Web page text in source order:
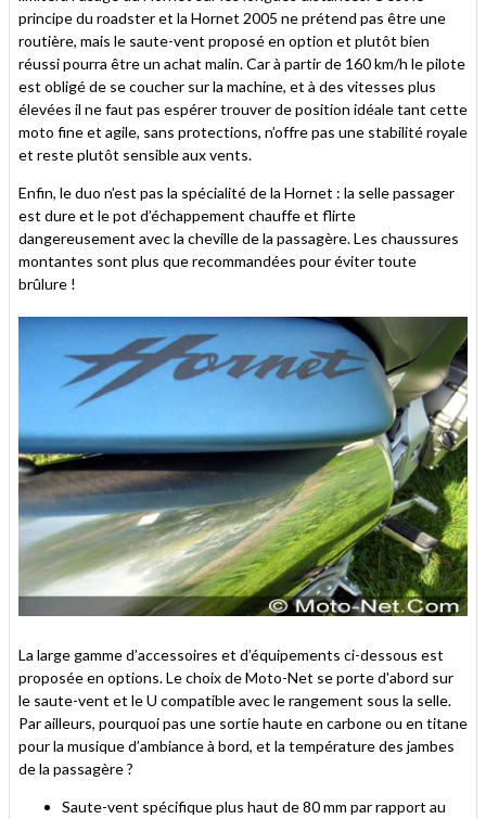
principe du roadster et la Hornet 2005 ne prétend pas être une
routière, mais le saute-vent proposé en option et plutôt bien
réussi pourra être un achat malin. Car à partir de 160 km/h le pilote
est obligé de se coucher sur la machine, et à des vitesses plus
élevées il ne faut pas espérer trouver de position idéale tant cette
moto fine et agile, sans protections, n’offre pas une stabilité royale
et reste plutôt sensible aux vents.
Enfin, le duo n’est pas la spécialité de la Hornet : la selle passager
est dure et le pot d’échappement chauffe et flirte
dangereusement avec la cheville de la passagère. Les chaussures
montantes sont plus que recommandées pour éviter toute
brûlure !
La large gamme d’accessoires et d’équipements ci-dessous est
proposée en options. Le choix de Moto-Net se porte d'abord sur
le saute-vent et le U compatible avec le rangement sous la selle.
Par ailleurs, pourquoi pas une sortie haute en carbone ou en titane
pour la musique d’ambiance à bord, et la température des jambes
de la passagère ?
Saute-vent spécifique plus haut de 80 mm par rapport au